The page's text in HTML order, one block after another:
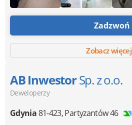
Zadzwoń
Zobacz więcej
AB InwestorSp. z o.o.
Deweloperzy
Gdynia81-423,Partyzantów 46